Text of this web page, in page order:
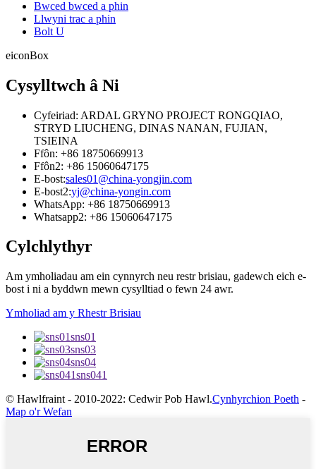
Bwced bwced a phin
Llwyni trac a phin
Bolt U
eiconBox
Cysylltwch â Ni
Cyfeiriad: ARDAL GRYNO PROJECT RONGQIAO,
STRYD LIUCHENG, DINAS NANAN, FUJIAN,
TSIEINA
Ffôn: +86 18750669913
Ffôn2: +86 15060647175
E-bost:sales01@china-yongjin.com
E-bost2:yj@china-yongin.com
WhatsApp: +86 18750669913
Whatsapp2: +86 15060647175
Cylchlythyr
Am ymholiadau am ein cynnyrch neu restr brisiau, gadewch eich e-
bost i ni a byddwn mewn cysylltiad o fewn 24 awr.
Ymholiad am y Rhestr Brisiau
sns01
sns03
sns04
sns041
© Hawlfraint - 2010-2022: Cedwir Pob Hawl.Cynhyrchion Poeth -
Map o'r Wefan